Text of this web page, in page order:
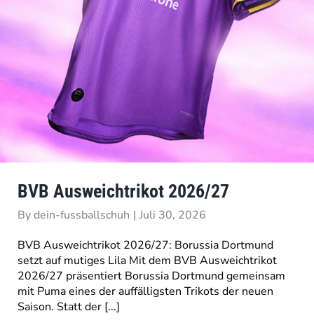
BVB Ausweichtrikot 2026/27
Bydein-fussballschuh | Juli 30, 2026
BVB Ausweichtrikot 2026/27: Borussia Dortmund
setzt auf mutiges Lila Mit dem BVB Ausweichtrikot
2026/27 präsentiert Borussia Dortmund gemeinsam
mit Puma eines der auffälligsten Trikots der neuen
Saison. Statt der [...]